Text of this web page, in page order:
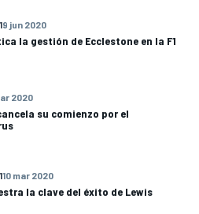
9 jun 2020
la gestión de Ecclestone en la F1
2020
su comienzo por el
10 mar 2020
la clave del éxito de Lewis